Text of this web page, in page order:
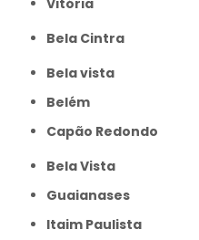
Vitória
Bela Cintra
Bela vista
Belém
Capão Redondo
Bela Vista
Guaianases
Itaim Paulista